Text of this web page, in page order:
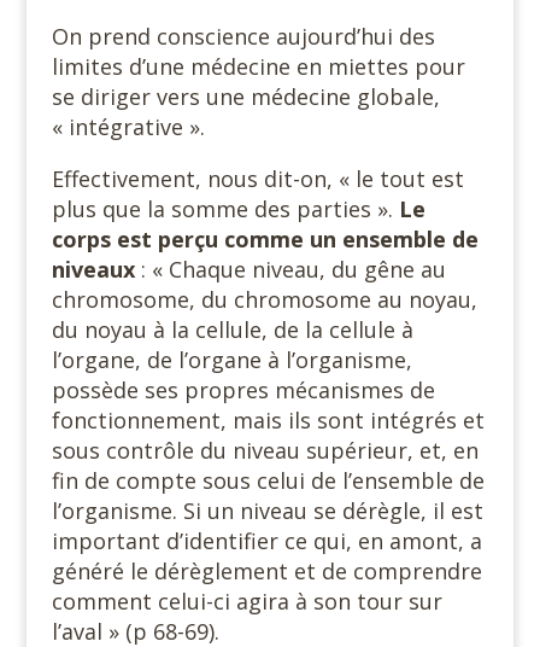
On prend conscience aujourd’hui des
limites d’une médecine en miettes pour
se diriger vers une médecine globale,
« intégrative ».
Effectivement, nous dit-on, « le tout est
plus que la somme des parties ». Le
corps est perçu comme un ensemble de
niveaux : « Chaque niveau, du gêne au
chromosome, du chromosome au noyau,
du noyau à la cellule, de la cellule à
l’organe, de l’organe à l’organisme,
possède ses propres mécanismes de
fonctionnement, mais ils sont intégrés et
sous contrôle du niveau supérieur, et, en
fin de compte sous celui de l’ensemble de
l’organisme. Si un niveau se dérègle, il est
important d’identifier ce qui, en amont, a
généré le dérèglement et de comprendre
comment celui-ci agira à son tour sur
l’aval » (p 68-69).